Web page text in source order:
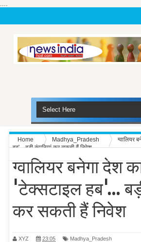
....
Home Madhya_Pradesh
ग्वालियर
हब'... बड़ी कंपनियां कर सकती हैं निवेश
ग्वालियर बनेगा देश
'टेक्सटाइल हब'...
कर सकती हैं निवेश
XYZ 23:05 Madhya_Pradesh